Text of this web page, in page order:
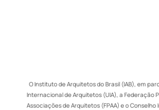
O Instituto de Arquitetos do Brasil (IAB), em
Internacional de Arquitetos (UIA), a Federação
Associações de Arquitetos (FPAA) e o